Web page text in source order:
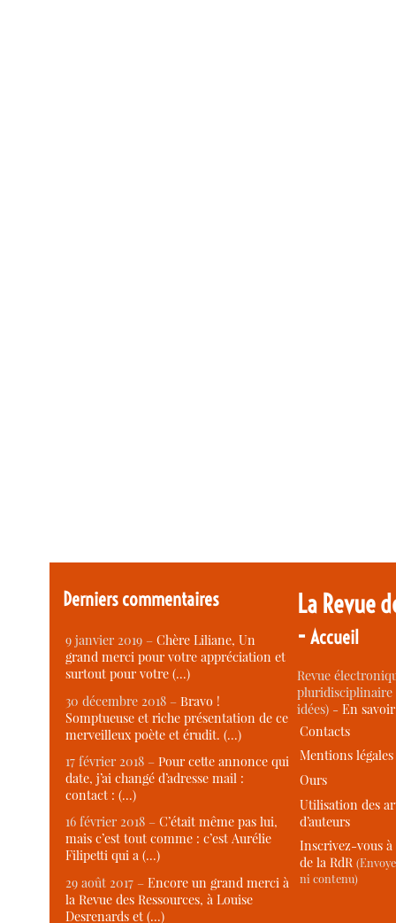
Derniers commentaires
9 janvier 2019 –Chère Liliane, Un
grand merci pour votre appréciation et
surtout pour votre (…)
30 décembre 2018 –Bravo !
Somptueuse et riche présentation de ce
merveilleux poète et érudit. (…)
17 février 2018 –Pour cette annonce qui
date, j’ai changé d’adresse mail :
contact : (…)
16 février 2018 –C’était même pas lui,
mais c’est tout comme : c’est Aurélie
Filipetti qui a (…)
29 août 2017 –Encore un grand merci à
la Revue des Ressources, à Louise
Desrenards et (…)
La Revue
-Accueil
Revue
idées) -En
Contacts
Mentions légales
Ours
Utilisation des
d’auteurs
Inscrivez-vous
de la RdR
ni contenu)